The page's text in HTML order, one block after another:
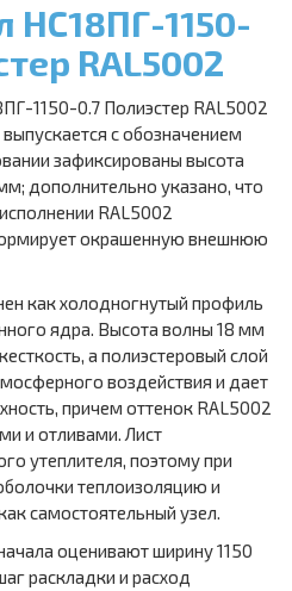
НС18ПГ-1150-
RAL5002
1150-0.7 Полиэстер RAL5002
с обозначением
зафиксированы высота
дополнительно указано, что
RAL5002
окрашенную внешнюю
как холодногнутый профиль
ядра. Высота волны 18 мм
а полиэстеровый слой
воздействия и дает
причем оттенок RAL5002
и отливами. Лист
утеплителя, поэтому при
теплоизоляцию и
самостоятельный узел.
оценивают ширину 1150
раскладки и расход